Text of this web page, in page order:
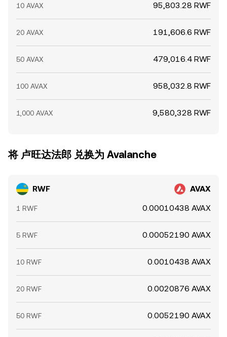
10 AVAX 95,803.28 RWF
20 AVAX 191,606.6 RWF
50 AVAX 479,016.4 RWF
100 AVAX 958,032.8 RWF
1,000 AVAX 9,580,328 RWF
将 卢旺达法郎 兑换为 Avalanche
RWF AVAX
1 RWF 0.00010438 AVAX
5 RWF 0.00052190 AVAX
10 RWF 0.0010438 AVAX
20 RWF 0.0020876 AVAX
50 RWF 0.0052190 AVAX